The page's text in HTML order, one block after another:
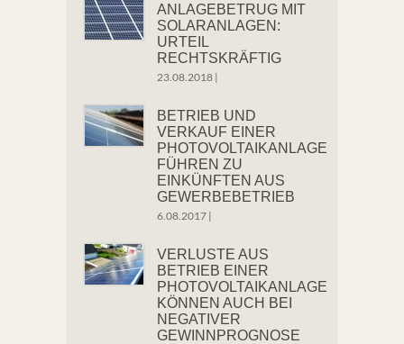
ANLAGEBETRUG MIT
SOLARANLAGEN:
URTEIL
RECHTSKRÄFTIG
23.08.2018 |
BETRIEB UND
VERKAUF EINER
PHOTOVOLTAIKANLAGE
FÜHREN ZU
EINKÜNFTEN AUS
GEWERBEBETRIEB
6.08.2017 |
VERLUSTE AUS
BETRIEB EINER
PHOTOVOLTAIKANLAGE
KÖNNEN AUCH BEI
NEGATIVER
GEWINNPROGNOSE